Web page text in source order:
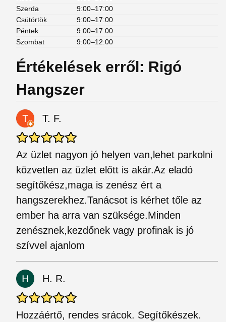
Szerda
9:00–17:00
Csütörtök
9:00–17:00
Péntek
9:00–17:00
Szombat
9:00–12:00
Értékelések erről: Rigó
Hangszer
T. F.
Az üzlet nagyon jó helyen van,lehet parkolni
közvetlen az üzlet előtt is akár.Az eladó
segítőkész,maga is zenész ért a
hangszerekhez.Tanácsot is kérhet tőle az
ember ha arra van szüksége.Minden
zenésznek,kezdőnek vagy profinak is jó
szívvel ajanlom
H. R.
Hozzáértő, rendes srácok. Segítőkészek.